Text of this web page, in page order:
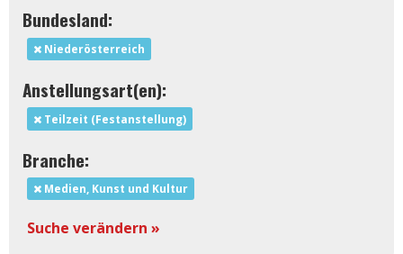
Bundesland:
Niederösterreich
Anstellungsart(en):
Teilzeit (Festanstellung)
Branche:
Medien, Kunst und Kultur
Suche verändern »